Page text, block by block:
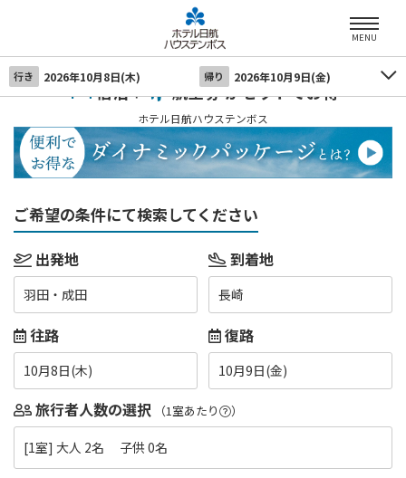
MENU
行き 2026年10月8日(木) 帰り 2026年10月9日(金)
宿泊＋ 航空券 がセットでお得
ホテル日航ハウステンボス
ご希望の条件にて検索してください
出発地
羽田・成田
到着地
長崎
往路
10月8日(木)
復路
10月9日(金)
旅行者人数の選択 （1室あたり ）
[1室] 大人 2名 子供 0名